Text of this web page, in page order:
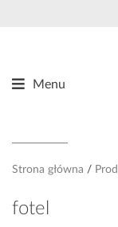
Menu
O nas
Projektanci
Referencje
Strona główna
fotel